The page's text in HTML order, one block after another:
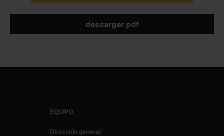
descargar pdf
EQUIPO
Dirección general